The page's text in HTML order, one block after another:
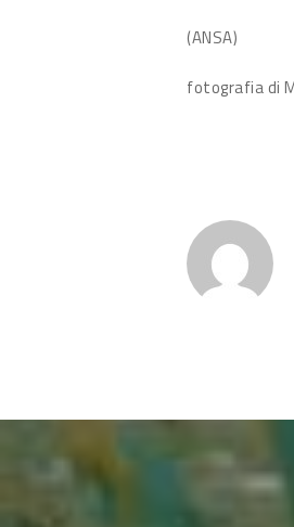
(ANSA)
fotografia di